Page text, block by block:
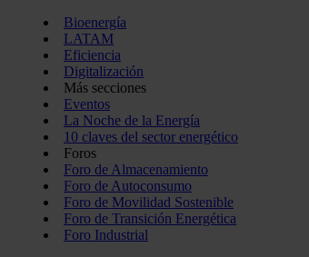
Bioenergía
LATAM
Eficiencia
Digitalización
Más secciones
Eventos
La Noche de la Energía
10 claves del sector energético
Foros
Foro de Almacenamiento
Foro de Autoconsumo
Foro de Movilidad Sostenible
Foro de Transición Energética
Foro Industrial